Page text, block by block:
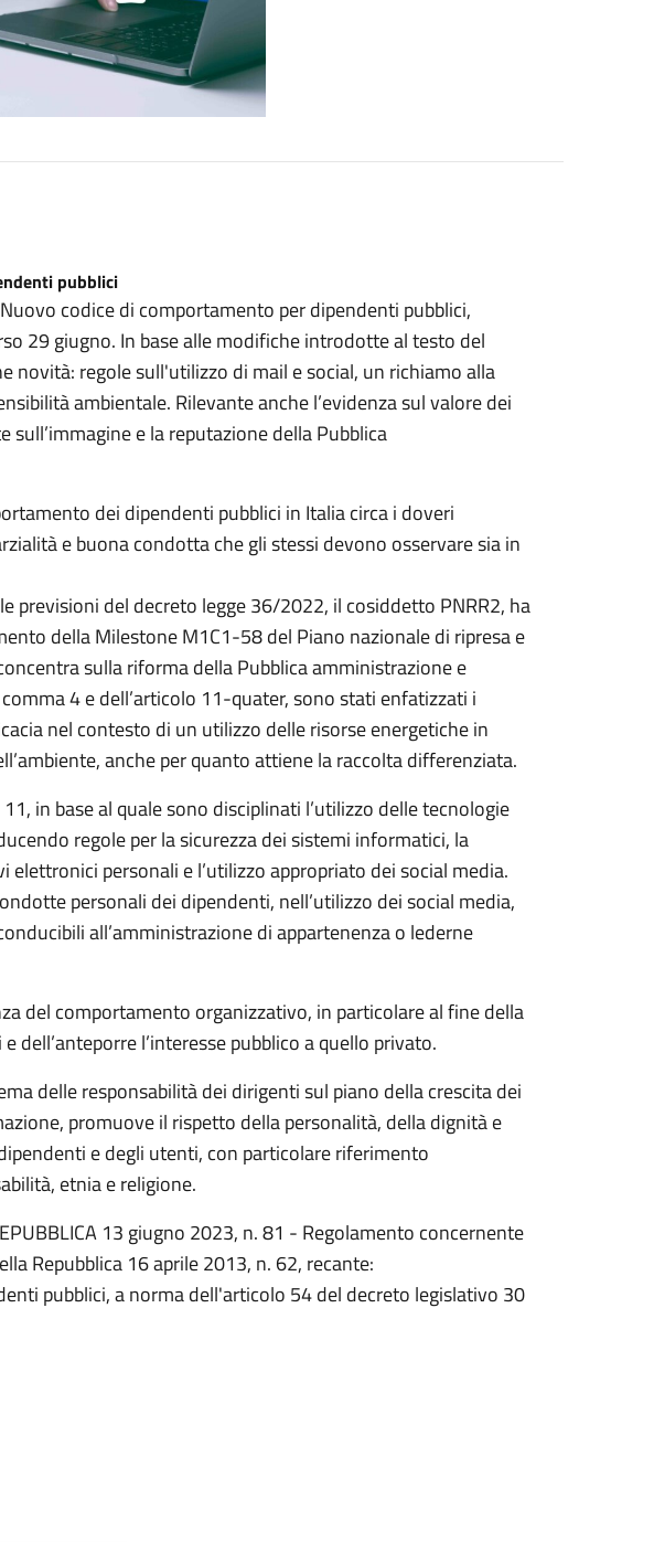
pubblici
codice di comportamento per dipendenti pubblici,
29 giugno. In base alle modifiche introdotte al testo del
novità: regole sull'utilizzo di mail e social, un richiamo alla
ambientale. Rilevante anche l’evidenza sul valore dei
e la reputazione della Pubblica
dei dipendenti pubblici in Italia circa i doveri
e buona condotta che gli stessi devono osservare sia in
previsioni del decreto legge 36/2022, il cosiddetto PNRR2, ha
della Milestone M1C1-58 del Piano nazionale di ripresa e
sulla riforma della Pubblica amministrazione e
4 e dell’articolo 11-quater, sono stati enfatizzati i
nel contesto di un utilizzo delle risorse energetiche in
anche per quanto attiene la raccolta differenziata.
in base al quale sono disciplinati l’utilizzo delle tecnologie
regole per la sicurezza dei sistemi informatici, la
elettronici personali e l’utilizzo appropriato dei social media.
personali dei dipendenti, nell’utilizzo dei social media,
all’amministrazione di appartenenza o lederne
del comportamento organizzativo, in particolare al fine della
dell’anteporre l’interesse pubblico a quello privato.
delle responsabilità dei dirigenti sul piano della crescita dei
promuove il rispetto della personalità, della dignità e
e degli utenti, con particolare riferimento
etnia e religione.
13 giugno 2023, n. 81 - Regolamento concernente
Repubblica 16 aprile 2013, n. 62, recante:
pubblici, a norma dell'articolo 54 del decreto legislativo 30